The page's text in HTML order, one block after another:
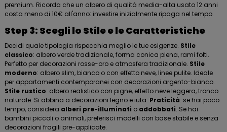
premium. Ricorda che un albero di qualità media-alta usato 12 anni
costa meno di 10€ all'anno: investire inizialmente ripaga nel tempo.
Step 3: Scegli lo Stile e le Caratteristiche
Decidi quale tipologia rispecchia meglio le tue esigenze. Stile
classico: albero verde tradizionale, forma conica piena, rami folti.
Perfetto per decorazioni rosse-oro e atmosfera tradizionale. Stile
moderno: albero slim, bianco o con effetto neve, linee pulite. Ideale
per appartamenti contemporanei con decorazioni argento-bianco.
Stile rustico: albero realistico con pigne, effetto neve leggera, tronco
naturale. Si abbina a decorazioni legno e iuta. Praticità: se hai poco
tempo, considera alberi pre-illuminati o addobbati. Se hai
bambini piccoli o animali, preferisci modelli con base stabile e senza
decorazioni fragili pre-applicate.